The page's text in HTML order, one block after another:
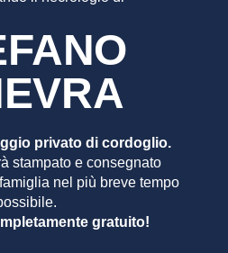
privato di cordoglio.
stampato e consegnato
nel più breve tempo
gratuito!